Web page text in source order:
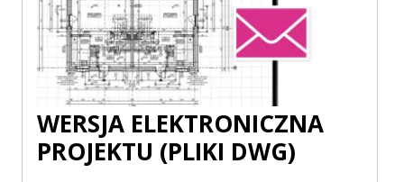
WERSJA ELEKTRONICZNA
PROJEKTU (PLIKI DWG)